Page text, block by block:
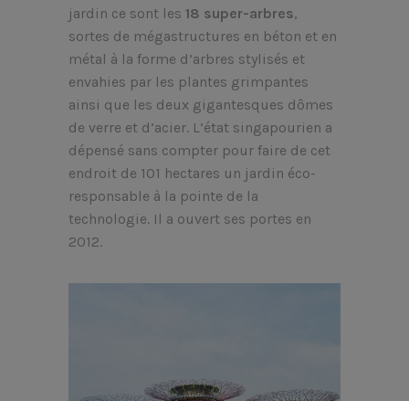
jardin ce sont les 18 super-arbres,
sortes de mégastructures en béton et en
métal à la forme d’arbres stylisés et
envahies par les plantes grimpantes
ainsi que les deux gigantesques dômes
de verre et d’acier. L’état singapourien a
dépensé sans compter pour faire de cet
endroit de 101 hectares un jardin éco-
responsable à la pointe de la
technologie. Il a ouvert ses portes en
2012.